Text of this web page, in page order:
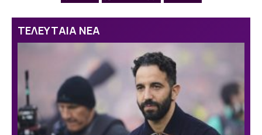
ΤΕΛΕΥΤΑΙΑ ΝΕΑ